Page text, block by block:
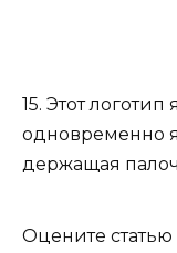
15. Этот
одновременно
держащая
Оцените статью